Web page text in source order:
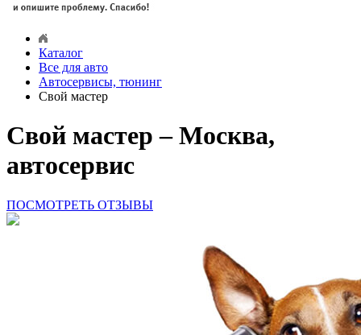
Каталог
Все для авто
Автосервисы, тюнинг
Свой мастер
Свой мастер – Москва,
автосервис
ПОСМОТРЕТЬ ОТЗЫВЫ